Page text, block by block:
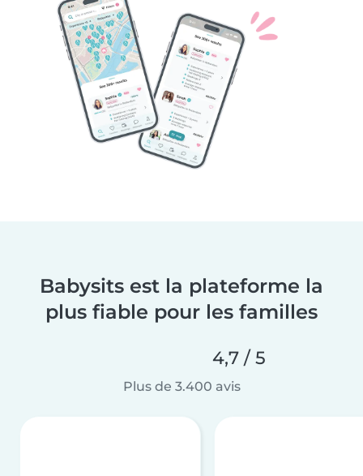
Babysits est la plateforme la
plus fiable pour les familles
4,7 / 5
Plus de 3.400 avis